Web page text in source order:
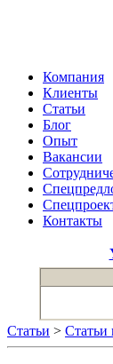
Компания
Клиенты
Статьи
Блог
Опыт
Вакансии
Контакты
Статьи > Статьи